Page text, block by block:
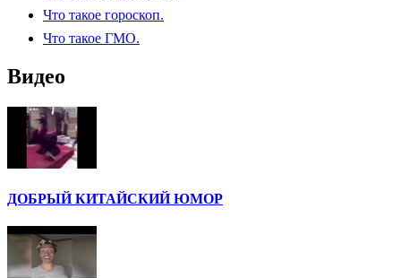
Что такое гороскоп.
Что такое ГМО.
Видео
ДОБРЫЙ КИТАЙСКИЙ ЮМОР